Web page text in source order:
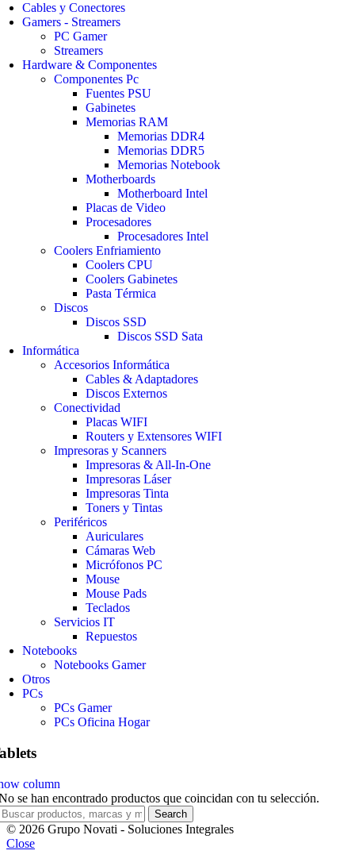
Cables y Conectores
Gamers - Streamers
PС Gamer
Streamers
Hardware & Componentes
Componentes Pc
Fuentes PSU
Gabinetes
Memorias RAM
Memorias DDR4
Memorias DDR5
Memorias Notebook
Motherboards
Motherboard Intel
Placas de Video
Procesadores
Procesadores Intel
Coolers Enfriamiento
Coolers CPU
Coolers Gabinetes
Pasta Térmica
Discos
Discos SSD
Discos SSD Sata
Informática
Accesorios Informática
Cables & Adaptadores
Discos Externos
Conectividad
Placas WIFI
Routers y Extensores WIFI
Impresoras y Scanners
Impresoras & All-In-One
Impresoras Láser
Impresoras Tinta
Toners y Tintas
Periféricos
Auriculares
Cámaras Web
Micrófonos PC
Mouse
Mouse Pads
Teclados
Servicios IT
Repuestos
Notebooks
Notebooks Gamer
Otros
PCs
PCs Gamer
PCs Oficina Hogar
column
se han encontrado productos que coincidan con tu selección.
Search
© 2026 Grupo Novati - Soluciones Integrales
Close